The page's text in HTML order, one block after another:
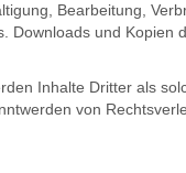
Bearbeitung,
Downloads und Kopien
Inhalte Dritter als
von